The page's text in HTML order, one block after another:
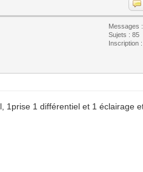
Messages
Sujets : 85
Inscription
1prise 1 différentiel et 1 éclairage